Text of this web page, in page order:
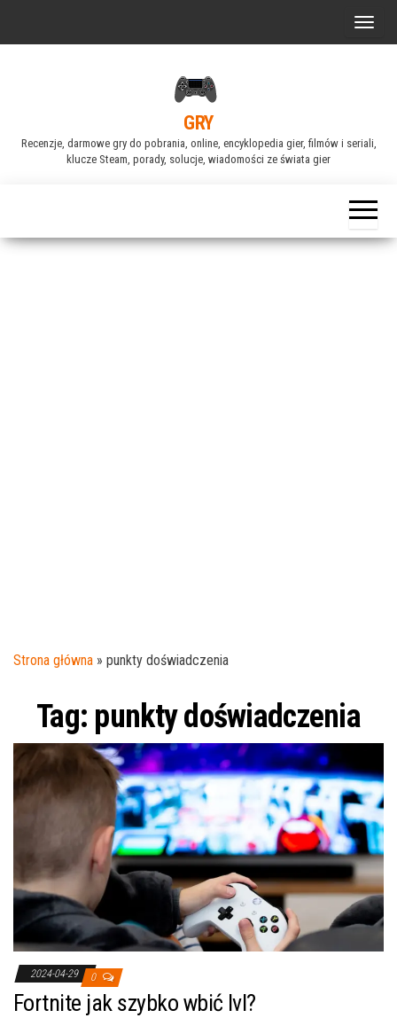
P
ą
z
n
a
GRY
Recenzje, darmowe gry do pobrania, online, encyklopedia gier, filmów i seriali,
klucze Steam, porady, solucje, wiadomości ze świata gier
Strona główna » punkty doświadczenia
Tag: punkty doświadczenia
2024-04-29 0
Fortnite jak szybko wbić lvl?